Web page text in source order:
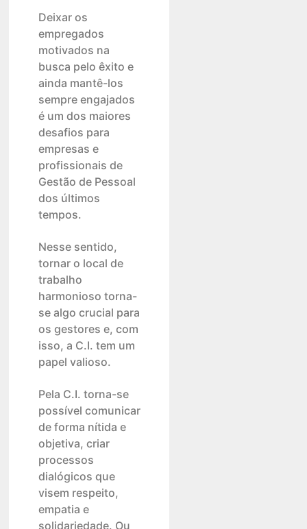
Deixar os
empregados
motivados na
busca pelo êxito e
ainda mantê-los
sempre engajados
é um dos maiores
desafios para
empresas e
profissionais de
Gestão de Pessoal
dos últimos
tempos.
Nesse sentido,
tornar o local de
trabalho
harmonioso torna-
se algo crucial para
os gestores e, com
isso, a C.I. tem um
papel valioso.
Pela C.I. torna-se
possível comunicar
de forma nítida e
objetiva, criar
processos
dialógicos que
visem respeito,
empatia e
solidariedade. Ou